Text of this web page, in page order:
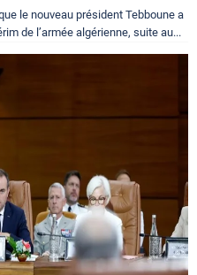
le nouveau président Tebboune a
de l’armée algérienne, suite au...